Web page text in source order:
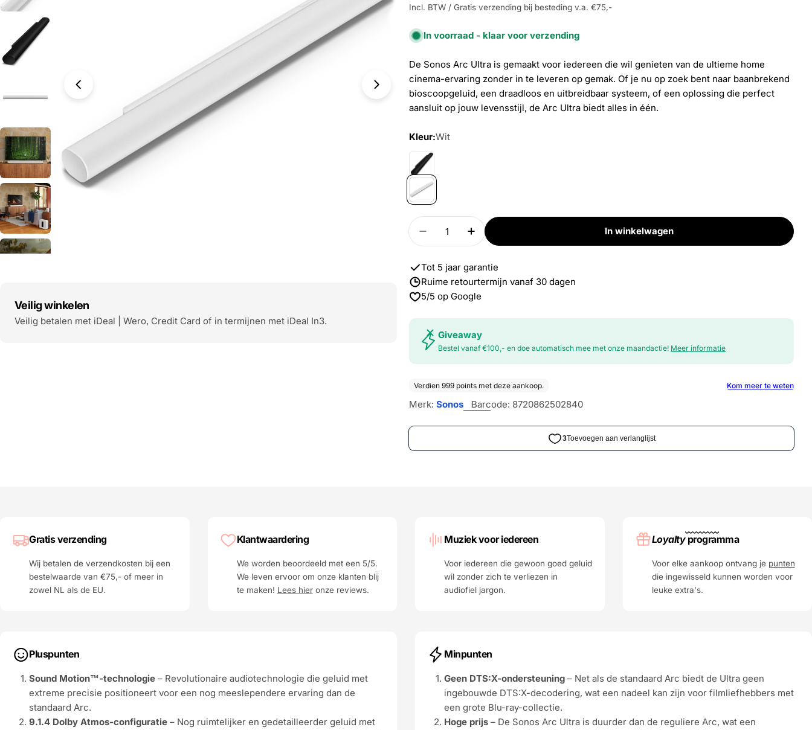
Open media 2 in modal Open media 3 in modal Open media 4
Veilig winkelen
Veilig betalen met iDeal | Wero, Credit Card of in termijnen met iDeal In3.
Incl. BTW / Gratis verzending bij besteding v.a. €75,-
In voorraad - klaar voor verzending
De Sonos Arc Ultra is gemaakt voor iedereen die wil genieten van de ultieme home
cinema-ervaring zonder in te leveren op gemak. Of je nu op zoek bent naar baanbrekend
bioscoopgeluid, een draadloos en uitbreidbaar systeem, of een oplossing die perfect
aansluit op jouw levensstijl, de Arc Ultra biedt alles in één.
Kleur:Wit
Aantal
Verlaag aantal voor Arc Ultra
Verhoog aantal voor Arc Ultra
In winkelwagen
Tot 5 jaar garantie
Ruime retourtermijn vanaf 30 dagen
5/5 op Google
Giveaway
Bestel vanaf €100,- en doe automatisch mee met onze maandactie! Meer informatie
Merk: Sonos Barcode: 8720862502840
Gratis verzending
Wij betalen de verzendkosten bij een
bestelwaarde van €75,- of meer in
zowel NL als de EU.
Klantwaardering
We worden beoordeeld met een 5/5.
We leven ervoor om onze klanten blij
te maken! Lees hieronze reviews.
Muziek voor iedereen
Voor iedereen die gewoon goed geluid
wil zonder zich te verliezen in
audiofiel jargon.
Loyaltyprogramma
Voor elke aankoop ontvang je punten
die ingewisseld kunnen worden voor
leuke extra's.
Pluspunten
Sound Motion™-technologie – Revolutionaire audiotechnologie die geluid met
extreme precisie positioneert voor een nog meeslependere ervaring dan de
standaard Arc.
9.1.4 Dolby Atmos-configuratie – Nog ruimtelijker en gedetailleerder geluid met
Minpunten
Geen DTS:X-ondersteuning – Net als de standaard Arc biedt de Ultra geen
ingebouwde DTS:X-decodering, wat een nadeel kan zijn voor filmliefhebbers met
een grote Blu-ray-collectie.
Hoge prijs – De Sonos Arc Ultra is duurder dan de reguliere Arc, wat een